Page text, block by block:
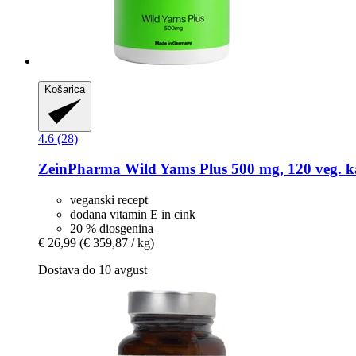
Košarica
4.6 (28)
ZeinPharma Wild Yams Plus 500 mg, 120 veg.
veganski recept
dodana vitamin E in cink
20 % diosgenina
€ 26,99 (€ 359,87 / kg)
Dostava do 10 avgust